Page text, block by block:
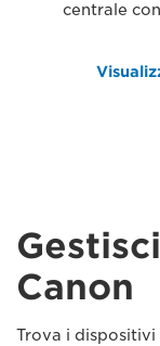
centrale
Canon
Trova i dispositivi